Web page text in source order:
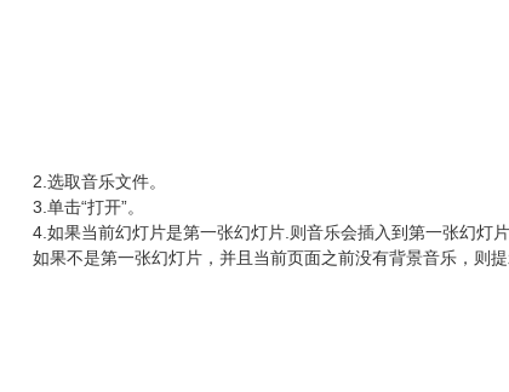
2.选取音乐文件。
3.单击“打开”。
4.如果当前幻灯片是第一张幻灯片.则音乐会插入到第一张幻灯片
如果不是第一张幻灯片，并且当前页面之前没有背景音乐，则